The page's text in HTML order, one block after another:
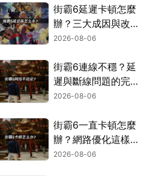
街霸6延遲卡頓怎麼
辦？三大成因與改善
對策！
2026-08-06
街霸6連線不穩？延
遲與斷線問題的完整
解決指南！
2026-08-06
街霸6一直卡頓怎麼
辦？網路優化這樣解
決！
2026-08-06